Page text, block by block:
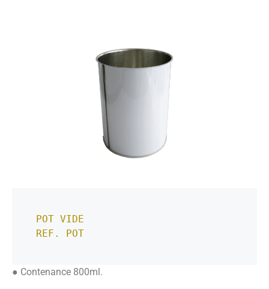
POT VIDE
REF. POT
● Contenance 800ml.